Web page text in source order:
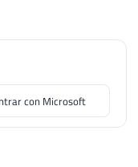
con Microsoft